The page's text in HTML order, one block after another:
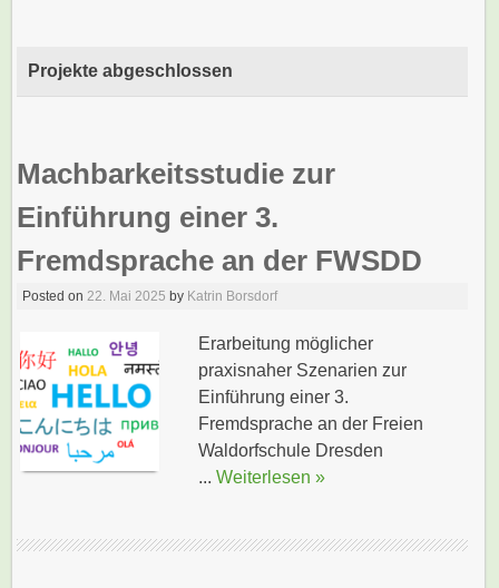
Projekte abgeschlossen
Machbarkeitsstudie zur
Einführung einer 3.
Fremdsprache an der FWSDD
Posted on22. Mai 2025 by Katrin Borsdorf
Erarbeitung möglicher
praxisnaher Szenarien zur
Einführung einer 3.
Fremdsprache an der Freien
Waldorfschule Dresden
...Weiterlesen »